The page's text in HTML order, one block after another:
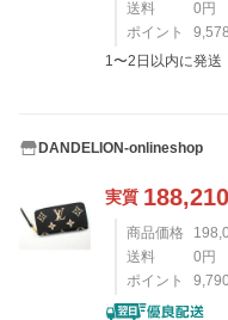
送料 0 円
ポイント
9,578
1〜2日以内に発送
DANDELION-onlineshop
実質 188,210
商品価格
送料
0 円
ポイント
9,790